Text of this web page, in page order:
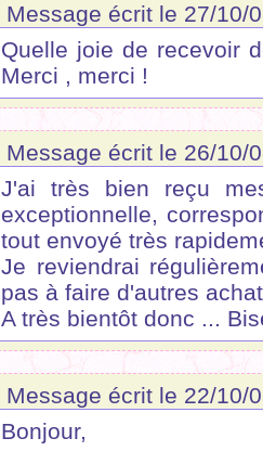
Message écrit le 27/10/
Quelle joie de recevoir
Merci , merci !
Message écrit le 26/10/
J'ai très bien reçu
exceptionnelle,
tout envoyé très
Je reviendrai
pas à faire d'autres
A très bientôt donc ...
Message écrit le 22/10/
Bonjour,